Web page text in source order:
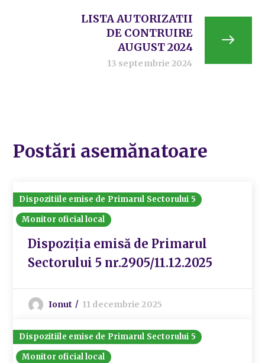
LISTA AUTORIZATII
DE CONTRUIRE
AUGUST 2024
13 septembrie 2024
Postări asemănatoare
Dispozitiile emise de Primarul Sectorului 5
Monitor oficial local
Dispoziția emisă de Primarul
Sectorului 5 nr.2905/11.12.2025
Ionut 11 decembrie 2025
Dispozitiile emise de Primarul Sectorului 5
Monitor oficial local